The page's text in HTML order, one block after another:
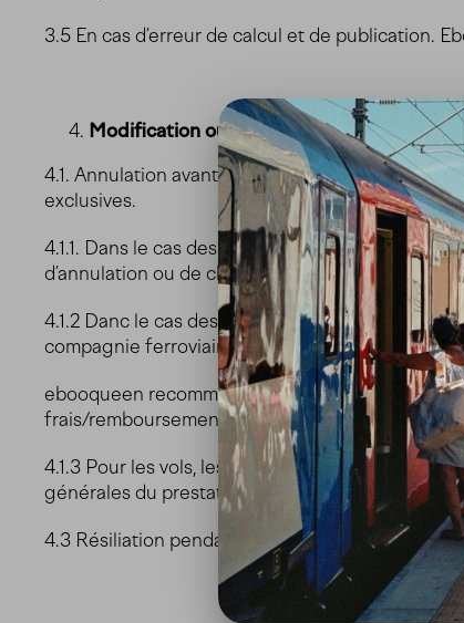
3.5 En cas d’erreur de calcul et de publication.
Modification ou annulation du voyage par
4.1. Annulation avant le début du voyage.
exclusives.
4.1.1. Dans le cas des offres comprenant des
d’annulation ou de changement. La mention «
4.1.2 Danc le cas des offres comprenant des
compagnie ferroviaire de chaque pays.
ebooqueen recommande à ses voyageurs
frais/remboursements relatifs à l’annulation du
4.1.3 Pour les vols, les services hôteliers ou les
générales du prestataire de services concerné
4.3 Résiliation pendant le voyage Si le client